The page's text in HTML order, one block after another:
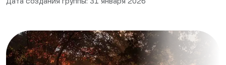
Дата создания группы: 31 января 2026